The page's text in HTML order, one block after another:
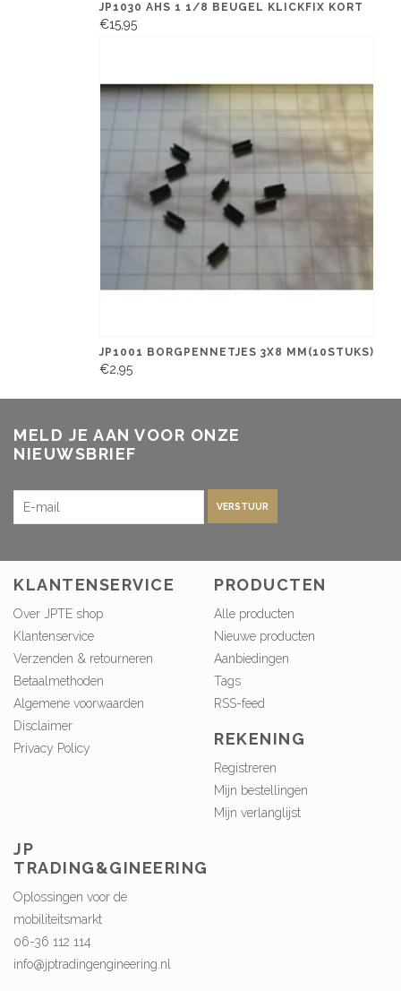
JP1030 AHS 1 1/8 BEUGEL KLICKFIX KORT
€15,95
JP1001 BORGPENNETJES 3X8 MM(10STUKS)
€2,95
MELD JE AAN VOOR ONZE
NIEUWSBRIEF
VERSTUUR
KLANTENSERVICE
Over JPTE shop
Klantenservice
Verzenden & retourneren
Betaalmethoden
Algemene voorwaarden
Disclaimer
Privacy Policy
PRODUCTEN
Alle producten
Nieuwe producten
Aanbiedingen
Tags
RSS-feed
REKENING
Registreren
Mijn bestellingen
Mijn verlanglijst
JP
TRADING&GINEERING
Oplossingen voor de
mobiliteitsmarkt
06-36 112 114
info@jptradingengineering.nl